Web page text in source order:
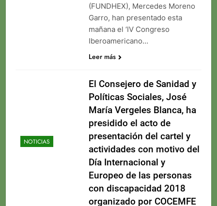
(FUNDHEX), Mercedes Moreno
Garro, han presentado esta
mañana el ‘IV Congreso
Iberoamericano…
Leer más
NOTICIAS
El Consejero de Sanidad y
Políticas Sociales, José
María Vergeles Blanca, ha
presidido el acto de
presentación del cartel y
actividades con motivo del
Día Internacional y
Europeo de las personas
con discapacidad 2018
organizado por COCEMFE